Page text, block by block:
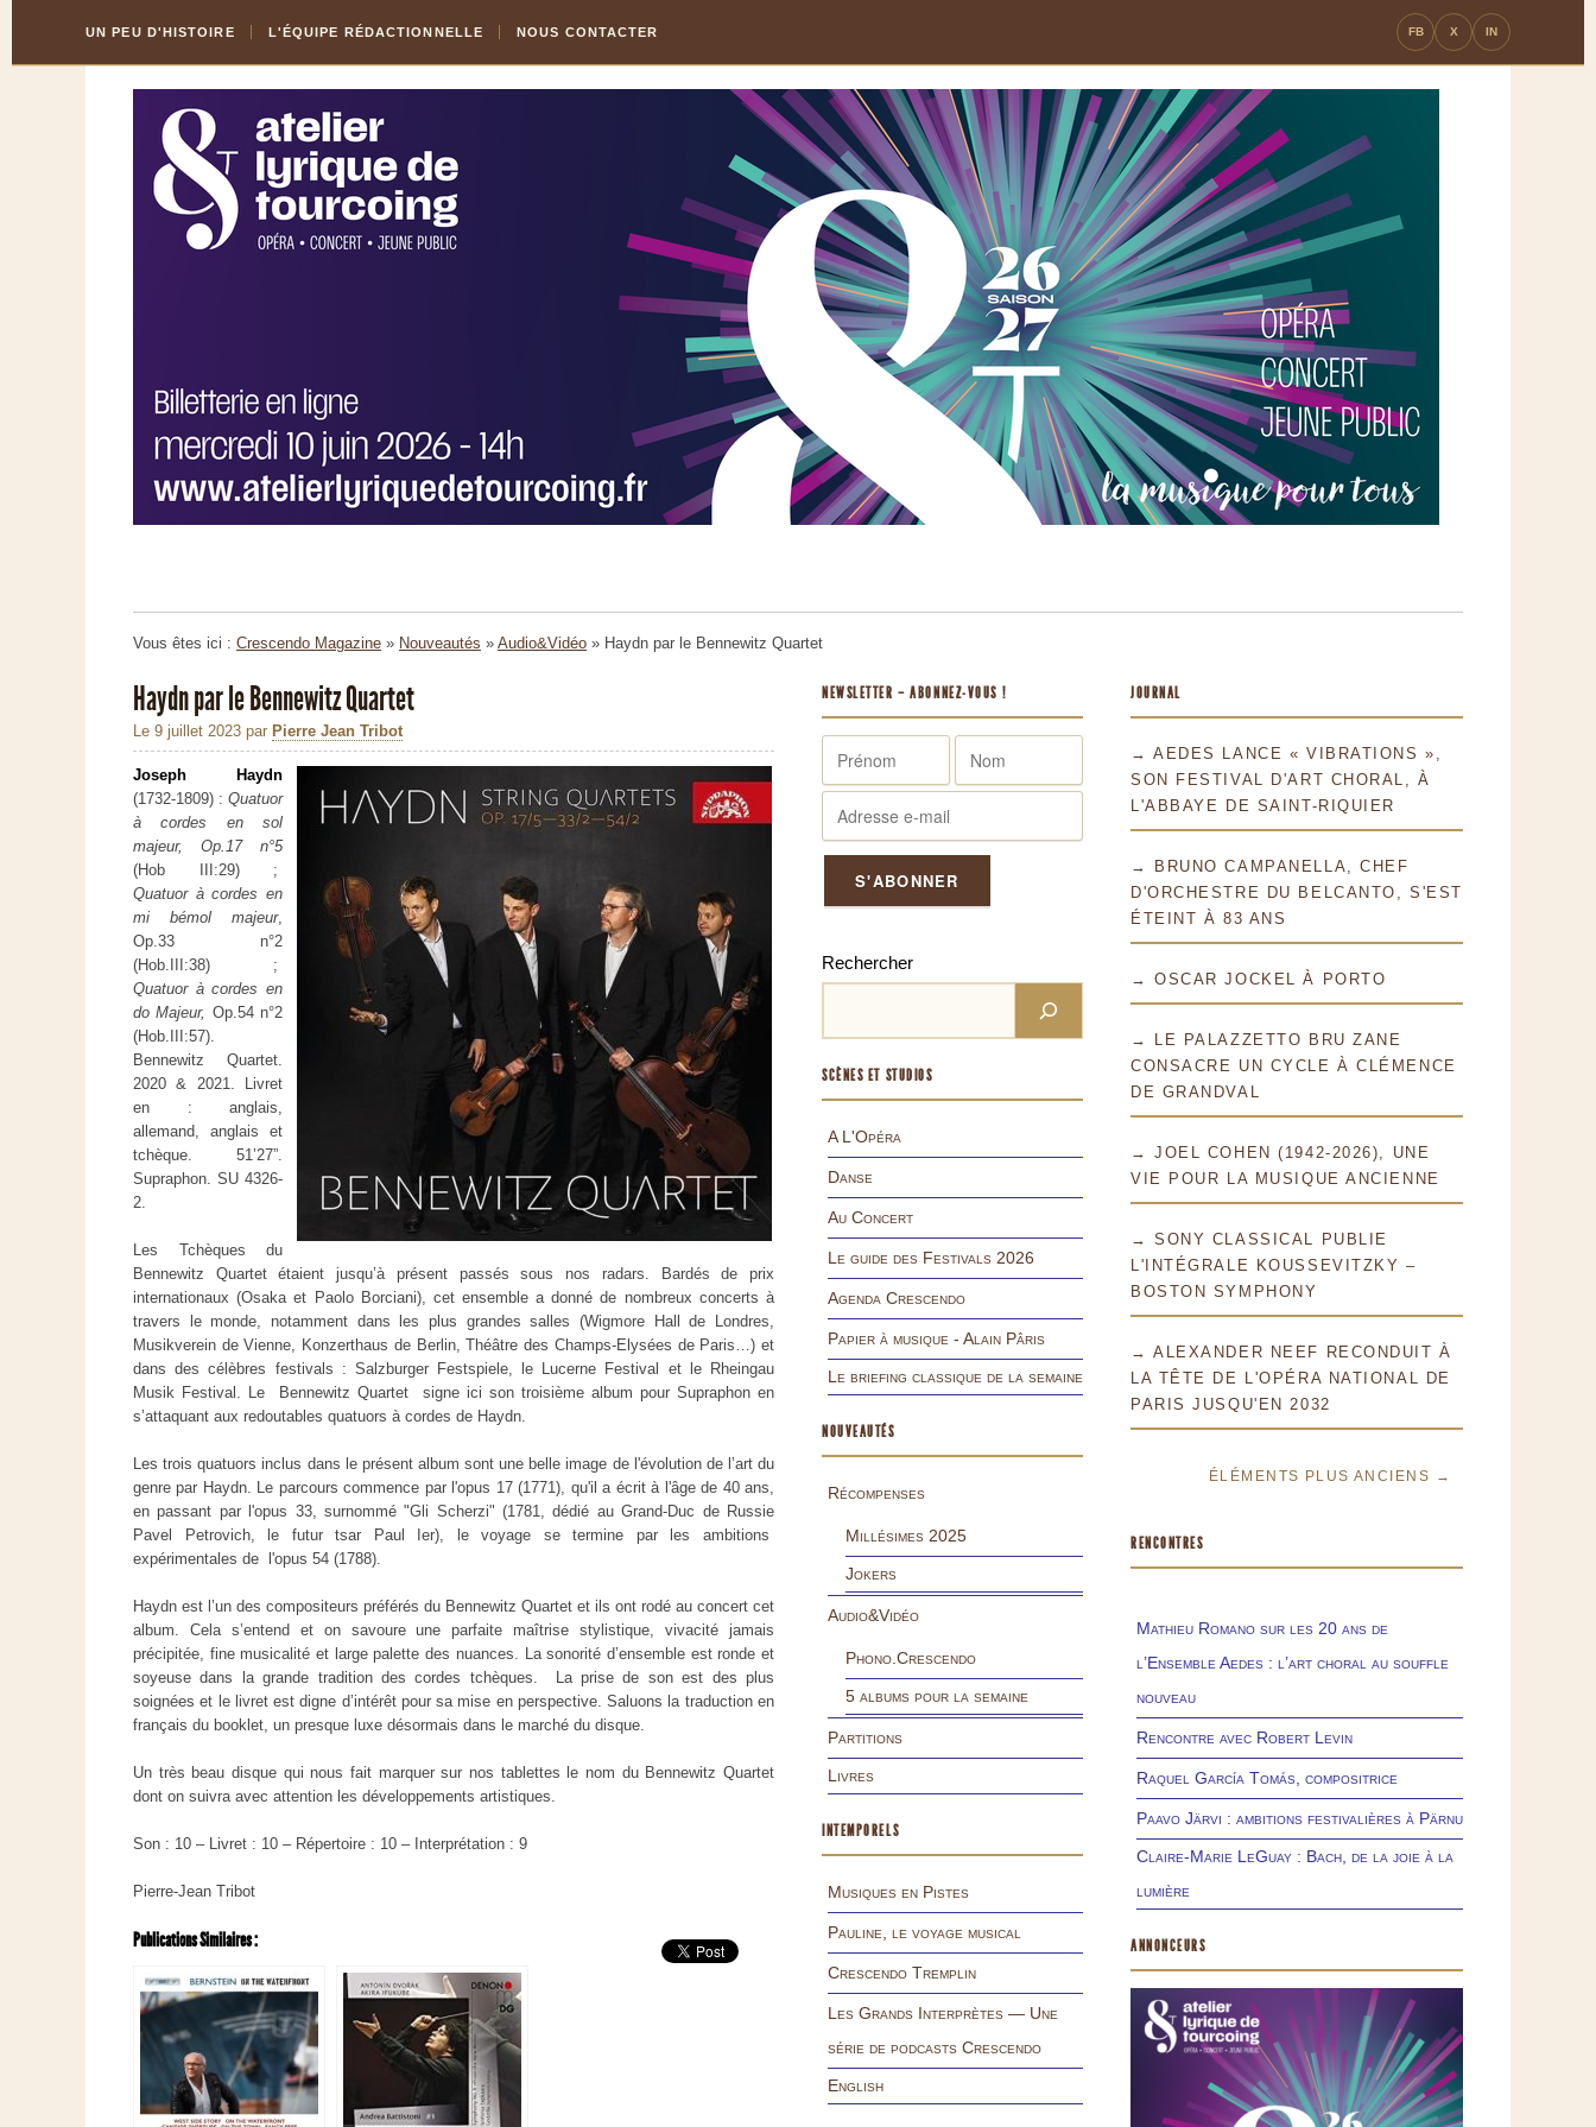
Content
la
UN PEU D'HISTOIRE L'ÉQUIPE RÉDACTIONNELLE NOUS CONTACTER FB X IN
Vous êtes ici : Crescendo Magazine » Nouveautés » Audio&Vidéo » Haydn par le Bennewitz Quartet
Haydn par le Bennewitz Quartet
Le 9 juillet 2023 par Pierre Jean Tribot
Joseph Haydn
(1732-1809) : Quatuor
à cordes en sol
majeur, Op.17 n°5
(Hob III:29) ;
Quatuor à cordes en
mi bémol majeur,
Op.33 n°2
(Hob.III:38) ;
Quatuor à cordes en
do Majeur, Op.54 n°2
(Hob.III:57).
Bennewitz Quartet.
2020 & 2021. Livret
en : anglais,
allemand, anglais et
tchèque. 51’27”.
Supraphon. SU 4326-
2.
Les Tchèques du
Bennewitz Quartet étaient jusqu’à présent passés sous nos radars. Bardés de prix
internationaux (Osaka et Paolo Borciani), cet ensemble a donné de nombreux concerts à
travers le monde, notamment dans les plus grandes salles (Wigmore Hall de Londres,
Musikverein de Vienne, Konzerthaus de Berlin, Théâtre des Champs-Elysées de Paris…) et
dans des célèbres festivals : Salzburger Festspiele, le Lucerne Festival et le Rheingau
Musik Festival. Le Bennewitz Quartet signe ici son troisième album pour Supraphon en
s’attaquant aux redoutables quatuors à cordes de Haydn.
Les trois quatuors inclus dans le présent album sont une belle image de l'évolution de l’art du
genre par Haydn. Le parcours commence par l'opus 17 (1771), qu'il a écrit à l'âge de 40 ans,
en passant par l'opus 33, surnommé "Gli Scherzi" (1781, dédié au Grand-Duc de Russie
Pavel Petrovich, le futur tsar Paul Ier), le voyage se termine par les ambitions
expérimentales de l'opus 54 (1788).
Haydn est l’un des compositeurs préférés du Bennewitz Quartet et ils ont rodé au concert cet
album. Cela s’entend et on savoure une parfaite maîtrise stylistique, vivacité jamais
précipitée, fine musicalité et large palette des nuances. La sonorité d’ensemble est ronde et
soyeuse dans la grande tradition des cordes tchèques. La prise de son est des plus
soignées et le livret est digne d’intérêt pour sa mise en perspective. Saluons la traduction en
français du booklet, un presque luxe désormais dans le marché du disque.
Un très beau disque qui nous fait marquer sur nos tablettes le nom du Bennewitz Quartet
dont on suivra avec attention les développements artistiques.
Son : 10 – Livret : 10 – Répertoire : 10 – Interprétation : 9
Pierre-Jean Tribot
Publications Similaires :
NEWSLETTER – ABONNEZ-VOUS !
Rechercher
SCÈNES ET STUDIOS
A L'Opéra
Danse
Au Concert
Le guide des Festivals 2026
Agenda Crescendo
Papier à musique - Alain Pâris
Le briefing classique de la semaine
NOUVEAUTÉS
Récompenses
Millésimes 2025
Jokers
Audio&Vidéo
Phono.Crescendo
5 albums pour la semaine
Partitions
Livres
INTEMPORELS
Musiques en Pistes
Pauline, le voyage musical
Crescendo Tremplin
Les Grands Interprètes — Une
série de podcasts Crescendo
English
JOURNAL
→ AEDES LANCE « VIBRATIONS »,
SON FESTIVAL D'ART CHORAL, À
L'ABBAYE DE SAINT-RIQUIER
→ BRUNO CAMPANELLA, CHEF
D'ORCHESTRE DU BELCANTO, S'EST
ÉTEINT À 83 ANS
→ OSCAR JOCKEL À PORTO
→ LE PALAZZETTO BRU ZANE
CONSACRE UN CYCLE À CLÉMENCE
DE GRANDVAL
→ JOEL COHEN (1942-2026), UNE
VIE POUR LA MUSIQUE ANCIENNE
→ SONY CLASSICAL PUBLIE
L'INTÉGRALE KOUSSEVITZKY –
BOSTON SYMPHONY
→ ALEXANDER NEEF RECONDUIT À
LA TÊTE DE L'OPÉRA NATIONAL DE
PARIS JUSQU'EN 2032
ÉLÉMENTS PLUS ANCIENS →
RENCONTRES
Mathieu Romano sur les 20 ans de
l’Ensemble Aedes : l’art choral au souffle
nouveau
Rencontre avec Robert Levin
Raquel García Tomás, compositrice
Paavo Järvi : ambitions festivalières à Pärnu
Claire-Marie LeGuay : Bach, de la joie à la
lumière
ANNONCEURS